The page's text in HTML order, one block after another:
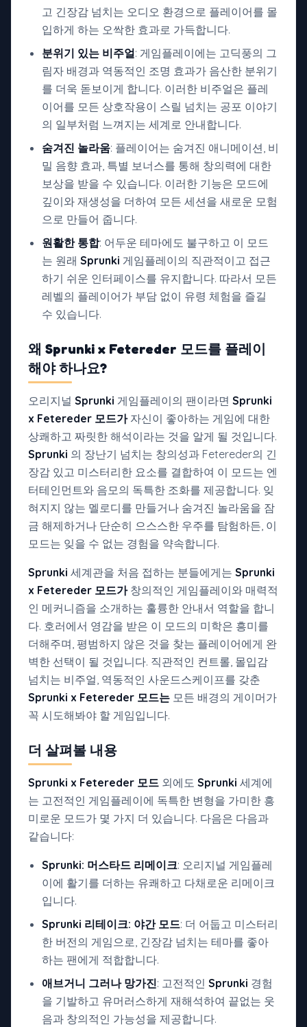
고 긴장감 넘치는 오디오 환경으로 플레이어를 몰
입하게 하는 오싹한 효과로 가득합니다.
분위기 있는 비주얼: 게임플레이에는 고딕풍의 그
림자 배경과 역동적인 조명 효과가 음산한 분위기
를 더욱 돋보이게 합니다. 이러한 비주얼은 플레
이어를 모든 상호작용이 스릴 넘치는 공포 이야기
의 일부처럼 느껴지는 세계로 안내합니다.
숨겨진 놀라움: 플레이어는 숨겨진 애니메이션, 비
밀 음향 효과, 특별 보너스를 통해 창의력에 대한
보상을 받을 수 있습니다. 이러한 기능은 모드에
깊이와 재생성을 더하여 모든 세션을 새로운 모험
으로 만들어 줍니다.
원활한 통합: 어두운 테마에도 불구하고 이 모드
는 원래 Sprunki 게임플레이의 직관적이고 접근
하기 쉬운 인터페이스를 유지합니다. 따라서 모든
레벨의 플레이어가 부담 없이 유령 체험을 즐길
수 있습니다.
왜 Sprunki x Fetereder 모드를 플레이
해야 하나요?
오리지널 Sprunki 게임플레이의 팬이라면 Sprunki
x Fetereder 모드가자신이 좋아하는 게임에 대한
상쾌하고 짜릿한 해석이라는 것을 알게 될 것입니다.
Sprunki 의 장난기 넘치는 창의성과 Fetereder의 긴
장감 있고 미스터리한 요소를 결합하여 이 모드는 엔
터테인먼트와 음모의 독특한 조화를 제공합니다. 잊
혀지지 않는 멜로디를 만들거나 숨겨진 놀라움을 잠
금 해제하거나 단순히 으스스한 우주를 탐험하든, 이
모드는 잊을 수 없는 경험을 약속합니다.
Sprunki 세계관을 처음 접하는 분들에게는 Sprunki
x Fetereder 모드가창의적인 게임플레이와 매력적
인 메커니즘을 소개하는 훌륭한 안내서 역할을 합니
다. 호러에서 영감을 받은 이 모드의 미학은 흥미를
더해주며, 평범하지 않은 것을 찾는 플레이어에게 완
벽한 선택이 될 것입니다. 직관적인 컨트롤, 몰입감
넘치는 비주얼, 역동적인 사운드스케이프를 갖춘
Sprunki x Fetereder 모드는 모든 배경의 게이머가
꼭 시도해봐야 할 게임입니다.
더 살펴볼 내용
Sprunki x Fetereder 모드 외에도 Sprunki 세계에
는 고전적인 게임플레이에 독특한 변형을 가미한 흥
미로운 모드가 몇 가지 더 있습니다. 다음은 다음과
같습니다:
Sprunki: 머스타드 리메이크: 오리지널 게임플레
이에 활기를 더하는 유쾌하고 다채로운 리메이크
입니다.
Sprunki 리테이크: 야간 모드: 더 어둡고 미스터리
한 버전의 게임으로, 긴장감 넘치는 테마를 좋아
하는 팬에게 적합합니다.
애브거니 그러나 망가진: 고전적인 Sprunki 경험
을 기발하고 유머러스하게 재해석하여 끝없는 웃
음과 창의적인 가능성을 제공합니다.